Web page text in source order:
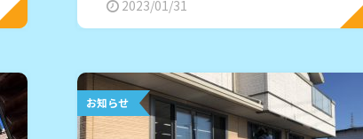
2023/01/31
お知らせ